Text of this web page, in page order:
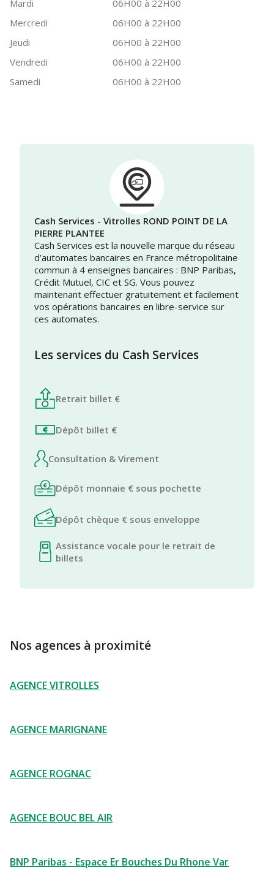
Mardi
06H00 à 22H00
Mercredi
06H00 à 22H00
Jeudi
06H00 à 22H00
Vendredi
06H00 à 22H00
Samedi
06H00 à 22H00
Cash Services - Vitrolles ROND POINT DE LA
PIERRE PLANTEE
Cash Services est la nouvelle marque du réseau
d’automates bancaires en France métropolitaine
commun à 4 enseignes bancaires : BNP Paribas,
Crédit Mutuel, CIC et SG. Vous pouvez
maintenant effectuer gratuitement et facilement
vos opérations bancaires en libre-service sur
ces automates.
Les services du Cash Services
Retrait billet €
Dépôt billet €
Consultation & Virement
Dépôt monnaie € sous pochette
Dépôt chèque € sous enveloppe
Assistance vocale pour le retrait de
billets
Nos agences à proximité
AGENCE VITROLLES
AGENCE MARIGNANE
AGENCE ROGNAC
AGENCE BOUC BEL AIR
BNP Paribas - Espace Er Bouches Du Rhone Var